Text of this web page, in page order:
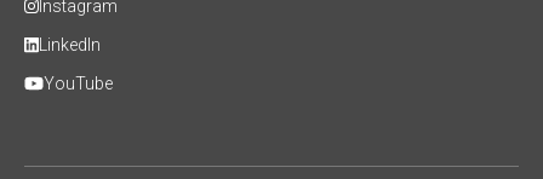
Instagram
LinkedIn
YouTube